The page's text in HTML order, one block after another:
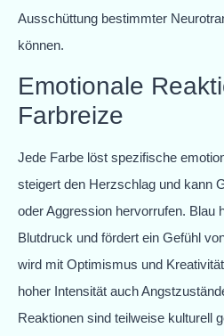
Ausschüttung bestimmter
können.
Emotionale
Farbreize
Jede Farbe löst spezifische
steigert den Herzschlag und kann
oder Aggression hervorrufen. Blau
Blutdruck und fördert ein Gefühl
wird mit Optimismus und
hoher Intensität auch
Reaktionen sind teilweise kulturell